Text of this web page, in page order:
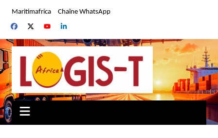
contenu
Maritimafrica Chaîne WhatsApp